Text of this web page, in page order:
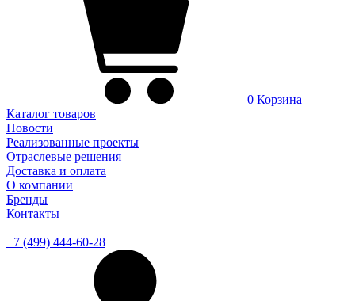
0 Корзина
Каталог товаров
Новости
Реализованные проекты
Отраслевые решения
Доставка и оплата
О компании
Бренды
Контакты
+7 (499) 444-60-28